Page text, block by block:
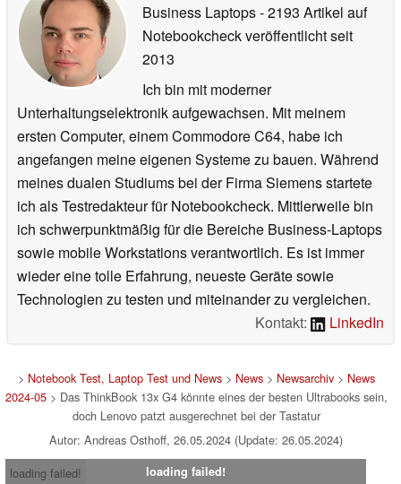
Business Laptops- 2193 Artikel auf
Notebookcheck veröffentlichtseit
2013
Ich bin mit moderner
Unterhaltungselektronik aufgewachsen. Mit meinem
ersten Computer, einem Commodore C64, habe ich
angefangen meine eigenen Systeme zu bauen. Während
meines dualen Studiums bei der Firma Siemens startete
ich als Testredakteur für Notebookcheck. Mittlerweile bin
ich schwerpunktmäßig für die Bereiche Business-Laptops
sowie mobile Workstations verantwortlich. Es ist immer
wieder eine tolle Erfahrung, neueste Geräte sowie
Technologien zu testen und miteinander zu vergleichen.
Kontakt:
LinkedIn
> Notebook Test, Laptop Test und News> News> Newsarchiv> News
2024-05> Das ThinkBook 13x G4 könnte eines der besten Ultrabooks sein,
doch Lenovo patzt ausgerechnet bei der Tastatur
Autor: Andreas Osthoff, 26.05.2024 (Update: 26.05.2024)
loading failed!
loading failed!